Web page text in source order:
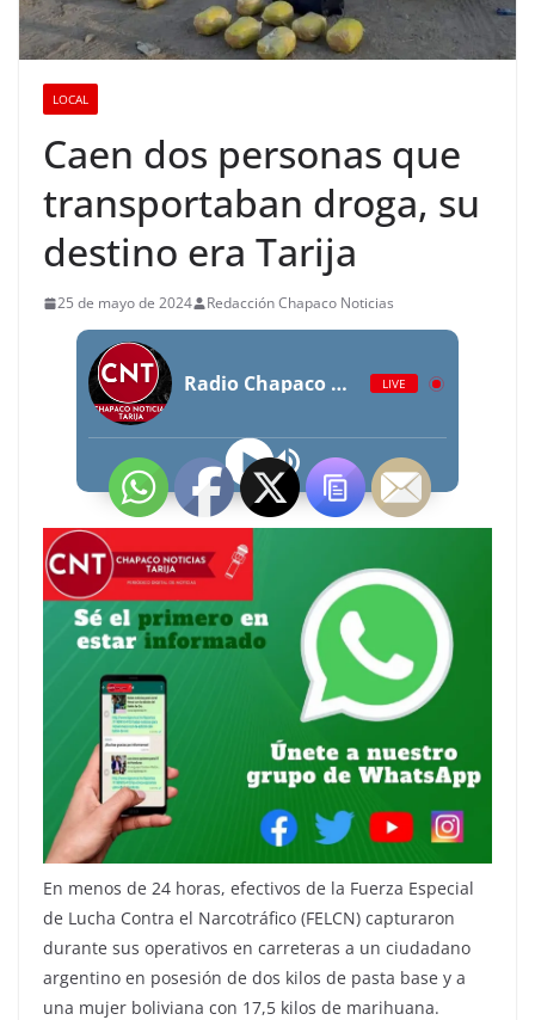
LOCAL
Caen dos personas que
transportaban droga, su
destino era Tarija
25 de mayo de 2024 Redacción Chapaco Noticias
Radio Chapaco Noticias Las 24 horas en vivo LIVE
En menos de 24 horas, efectivos de la Fuerza Especial
de Lucha Contra el Narcotráfico (FELCN) capturaron
durante sus operativos en carreteras a un ciudadano
argentino en posesión de dos kilos de pasta base y a
una mujer boliviana con 17,5 kilos de marihuana.